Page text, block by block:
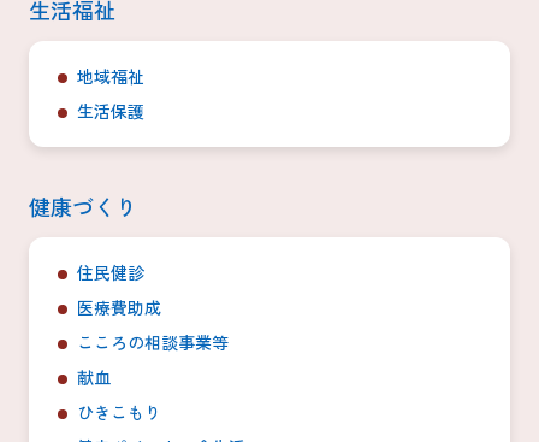
生活福祉
地域福祉
生活保護
健康づくり
住民健診
医療費助成
こころの相談事業等
献血
ひきこもり